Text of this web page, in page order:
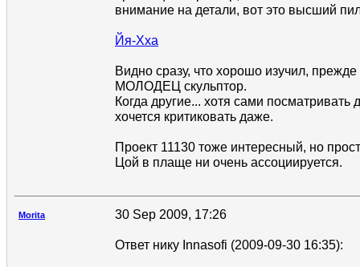
внимание на детали, вот это высший
Йя-Хха
Видно сразу, что хорошо изучил,
МОЛОДЕЦ скульптор.
Когда другие... хотя сами посматривать
хочется критиковать даже.
Проект 11130 тоже интересный, но
Цой в плаще ни очень ассоциируется.
Morita 30 Sep 2009, 17:26
Ответ нику Innasofi (2009-09-30 16:35):